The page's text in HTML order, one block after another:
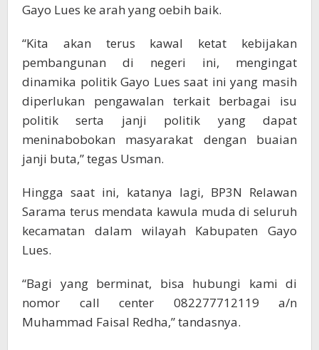
Gayo Lues ke arah yang oebih baik.
“Kita akan terus kawal ketat kebijakan
pembangunan di negeri ini, mengingat
dinamika politik Gayo Lues saat ini yang masih
diperlukan pengawalan terkait berbagai isu
politik serta janji politik yang dapat
meninabobokan masyarakat dengan buaian
janji buta,” tegas Usman.
Hingga saat ini, katanya lagi, BP3N Relawan
Sarama terus mendata kawula muda di seluruh
kecamatan dalam wilayah Kabupaten Gayo
Lues.
“Bagi yang berminat, bisa hubungi kami di
nomor call center 082277712119 a/n
Muhammad Faisal Redha,” tandasnya.